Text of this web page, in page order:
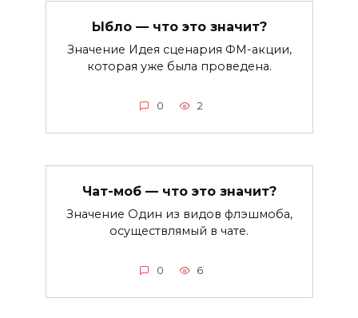
Ыбло — что это значит?
Значение Идея сценария ФМ-акции,
которая уже была проведена.
0 2
Чат-моб — что это значит?
Значение Один из видов флэшмоба,
осуществлямый в чате.
0 6